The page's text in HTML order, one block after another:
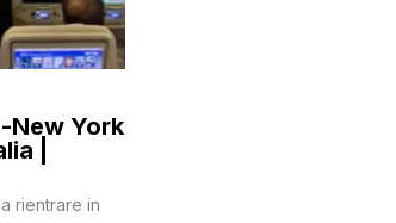
New York
|
rientrare in